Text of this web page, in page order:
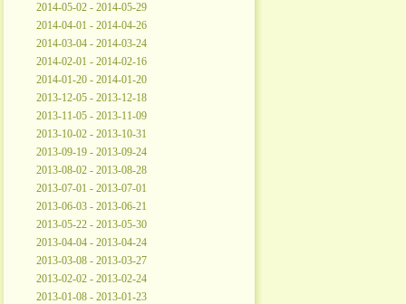
2014-05-02 - 2014-05-29
2014-04-01 - 2014-04-26
2014-03-04 - 2014-03-24
2014-02-01 - 2014-02-16
2014-01-20 - 2014-01-20
2013-12-05 - 2013-12-18
2013-11-05 - 2013-11-09
2013-10-02 - 2013-10-31
2013-09-19 - 2013-09-24
2013-08-02 - 2013-08-28
2013-07-01 - 2013-07-01
2013-06-03 - 2013-06-21
2013-05-22 - 2013-05-30
2013-04-04 - 2013-04-24
2013-03-08 - 2013-03-27
2013-02-02 - 2013-02-24
2013-01-08 - 2013-01-23